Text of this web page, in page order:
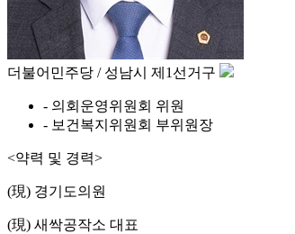
더불어민주당 / 성남시 제1선거구
- 의회운영위원회 위원
- 보건복지위원회 부위원장
<약력 및 경력>
(現) 경기도의원
(現) 새싹공작소 대표